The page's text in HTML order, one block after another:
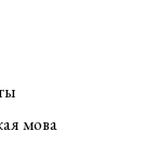
мова